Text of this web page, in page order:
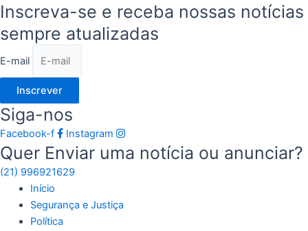
Inscreva-se e receba nossas notícias
sempre atualizadas
E-mail
Inscrever
Siga-nos
Facebook-f Instagram
Quer Enviar uma notícia ou anunciar?
(21) 996921629
Início
Segurança e Justiça
Política